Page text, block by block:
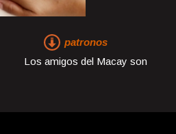
patronos
Los amigos del Macay son